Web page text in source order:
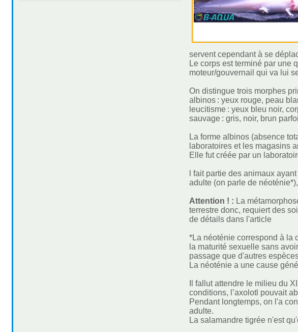
servent cependant à se
Le corps est terminé par une
moteur/gouvernail qui va lui
On distingue trois morphes
albinos : yeux rouge, peau
leucitisme : yeux bleu noir,
sauvage : gris, noir, brun
La forme albinos (absence
laboratoires et les magasins
Elle fut créée par un
l fait partie des animaux
adulte (on parle de
Attention ! : La
terrestre donc, requiert des
de détails dans l'article
*La néoténie correspond à la
la maturité sexuelle sans
passage que d'autres
La néoténie a une cause
Il fallut attendre le milieu du
conditions, l’axolotl pouvait
Pendant longtemps, on l'a
adulte.
La salamandre tigrée n'est